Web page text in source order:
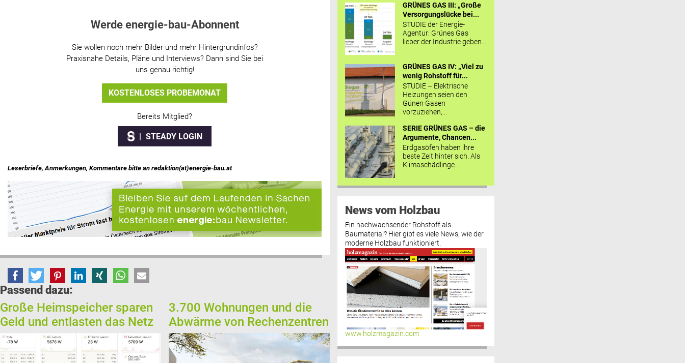
Werde energie-bau-Abonnent
Sie wollen noch mehr Bilder und mehr Hintergrundinfos?
Praxisnahe Details, Pläne und Interviews? Dann sind Sie bei
uns genau richtig!
KOSTENLOSES PROBEMONAT
Bereits Mitglied?
STEADY LOGIN
Leserbriefe, Anmerkungen, Kommentare bitte an redaktion(at)energie-bau.at
Passend dazu:
Große Heimspeicher sparen
Geld und entlasten das Netz
3.700 Wohnungen und die
Abwärme von Rechenzentren
GRÜNES GAS III: „Große
Versorgungslücke bei...
STUDIE der Energie-
Agentur: Grünes Gas
lieber der Industrie geben...
GRÜNES GAS IV: „Viel zu
wenig Rohstoff für...
STUDIE – Elektrische
Heizungen seien den
Günen Gasen
vorzuziehen,...
SERIE GRÜNES GAS – die
Argumente, Chancen...
Erdgasöfen haben ihre
beste Zeit hinter sich. Als
Klimaschädlinge...
News vom Holzbau
Ein nachwachsender Rohstoff als
Baumaterial? Hier gibt es viele News, wie der
moderne Holzbau funktioniert.
www.holzmagazin.com